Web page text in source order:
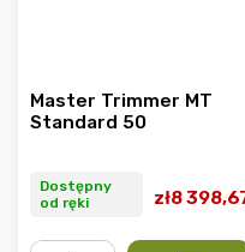
Master Trimmer MT
Standard 50
Dostępny
od ręki
zł8